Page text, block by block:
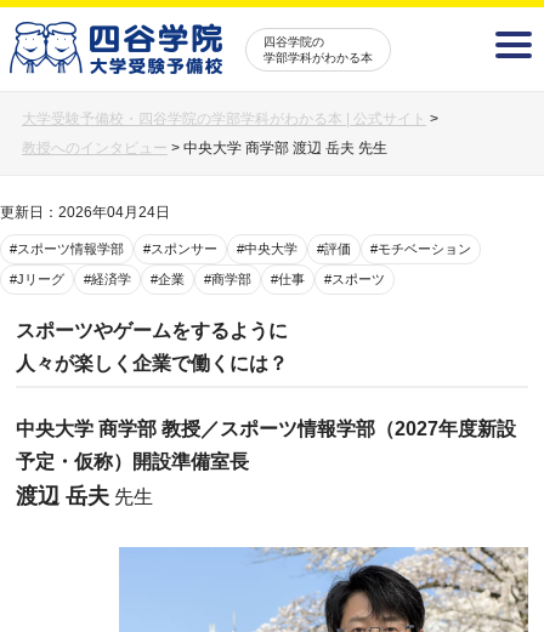
四谷学院の
学部学科がわかる本
大学受験予備校・四谷学院の学部学科がわかる本 | 公式サイト >
教授へのインタビュー > 中央大学 商学部 渡辺 岳夫 先生
更新日：2026年04月24日
#スポーツ情報学部 #スポンサー #中央大学 #評価 #モチベーション
#Jリーグ #経済学 #企業 #商学部 #仕事 #スポーツ
スポーツやゲームをするように
人々が楽しく企業で働くには？
中央大学 商学部 教授／スポーツ情報学部（2027年度新設
予定・仮称）開設準備室長
渡辺 岳夫 先生